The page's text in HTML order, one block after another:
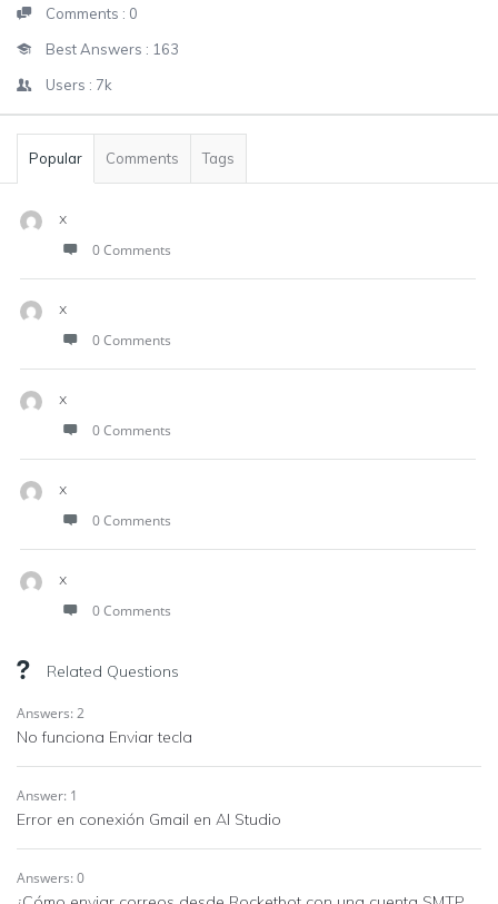
Comments : 0
Best Answers : 163
Users : 7k
Popular Comments Tags
x
0 Comments
x
0 Comments
x
0 Comments
x
0 Comments
x
0 Comments
Related Questions
Answers: 2
No funciona Enviar tecla
Answer: 1
Error en conexión Gmail en AI Studio
Answers: 0